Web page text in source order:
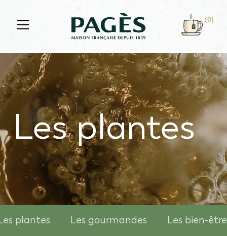
Les plantes
plantes Les gourmandes Les bien-être
(0)